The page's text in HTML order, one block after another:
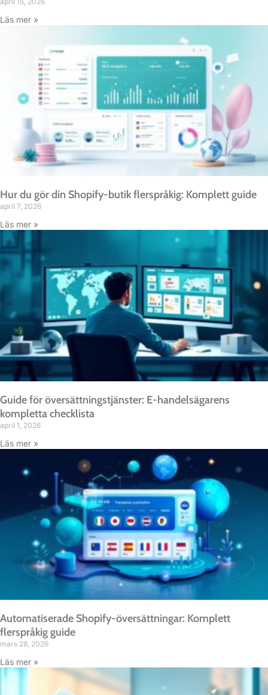
Läs mer »
Hur du gör din Shopify-butik flerspråkig: Komplett guide
april 7, 2026
Läs mer »
Guide för översättningstjänster: E-handelsägarens
kompletta checklista
april 1, 2026
Läs mer »
Automatiserade Shopify-översättningar: Komplett
flerspråkig guide
mars 28, 2026
Läs mer »